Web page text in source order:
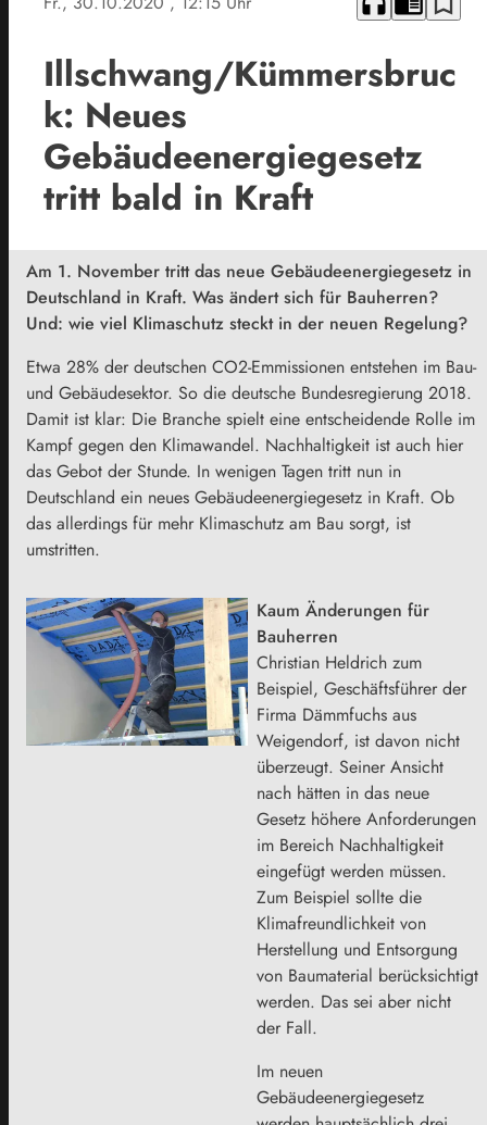
Illschwang/Kümmersbruc
k: Neues
Gebäudeenergiegesetz
tritt bald in Kraft
Am 1. November tritt das neue Gebäudeenergiegesetz in
Deutschland in Kraft. Was ändert sich für Bauherren?
Und: wie viel Klimaschutz steckt in der neuen Regelung?
Etwa 28% der deutschen CO2-Emmissionen entstehen im Bau-
und Gebäudesektor. So die deutsche Bundesregierung 2018.
Damit ist klar: Die Branche spielt eine entscheidende Rolle im
Kampf gegen den Klimawandel. Nachhaltigkeit ist auch hier
das Gebot der Stunde. In wenigen Tagen tritt nun in
Deutschland ein neues Gebäudeenergiegesetz in Kraft. Ob
das allerdings für mehr Klimaschutz am Bau sorgt, ist
umstritten.
Kaum Änderungen für
Bauherren
Christian Heldrich zum
Beispiel, Geschäftsführer der
Firma Dämmfuchs aus
Weigendorf, ist davon nicht
überzeugt. Seiner Ansicht
nach hätten in das neue
Gesetz höhere Anforderungen
im Bereich Nachhaltigkeit
eingefügt werden müssen.
Zum Beispiel sollte die
Klimafreundlichkeit von
Herstellung und Entsorgung
von Baumaterial berücksichtigt
werden. Das sei aber nicht
der Fall.
Im neuen
Gebäudeenergiegesetz